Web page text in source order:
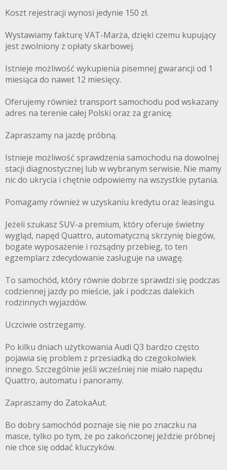
Koszt rejestracji wynosi jedynie 150 zł.
Wystawiamy fakturę VAT-Marża, dzięki czemu kupujący
jest zwolniony z opłaty skarbowej.
Istnieje możliwość wykupienia pisemnej gwarancji od 1
miesiąca do nawet 12 miesięcy.
Oferujemy również transport samochodu pod wskazany
adres na terenie całej Polski oraz za granicę.
Zapraszamy na jazdę próbną.
Istnieje możliwość sprawdzenia samochodu na dowolnej
stacji diagnostycznej lub w wybranym serwisie. Nie mamy
nic do ukrycia i chętnie odpowiemy na wszystkie pytania.
Pomagamy również w uzyskaniu kredytu oraz leasingu.
Jeżeli szukasz SUV-a premium, który oferuje świetny
wygląd, napęd Quattro, automatyczną skrzynię biegów,
bogate wyposażenie i rozsądny przebieg, to ten
egzemplarz zdecydowanie zasługuje na uwagę.
To samochód, który równie dobrze sprawdzi się podczas
codziennej jazdy po mieście, jak i podczas dalekich
rodzinnych wyjazdów.
Uczciwie ostrzegamy.
Po kilku dniach użytkowania Audi Q3 bardzo często
pojawia się problem z przesiadką do czegokolwiek
innego. Szczególnie jeśli wcześniej nie miało napędu
Quattro, automatu i panoramy.
Zapraszamy do ZatokaAut.
Bo dobry samochód poznaje się nie po znaczku na
masce, tylko po tym, że po zakończonej jeździe próbnej
nie chce się oddać kluczyków.